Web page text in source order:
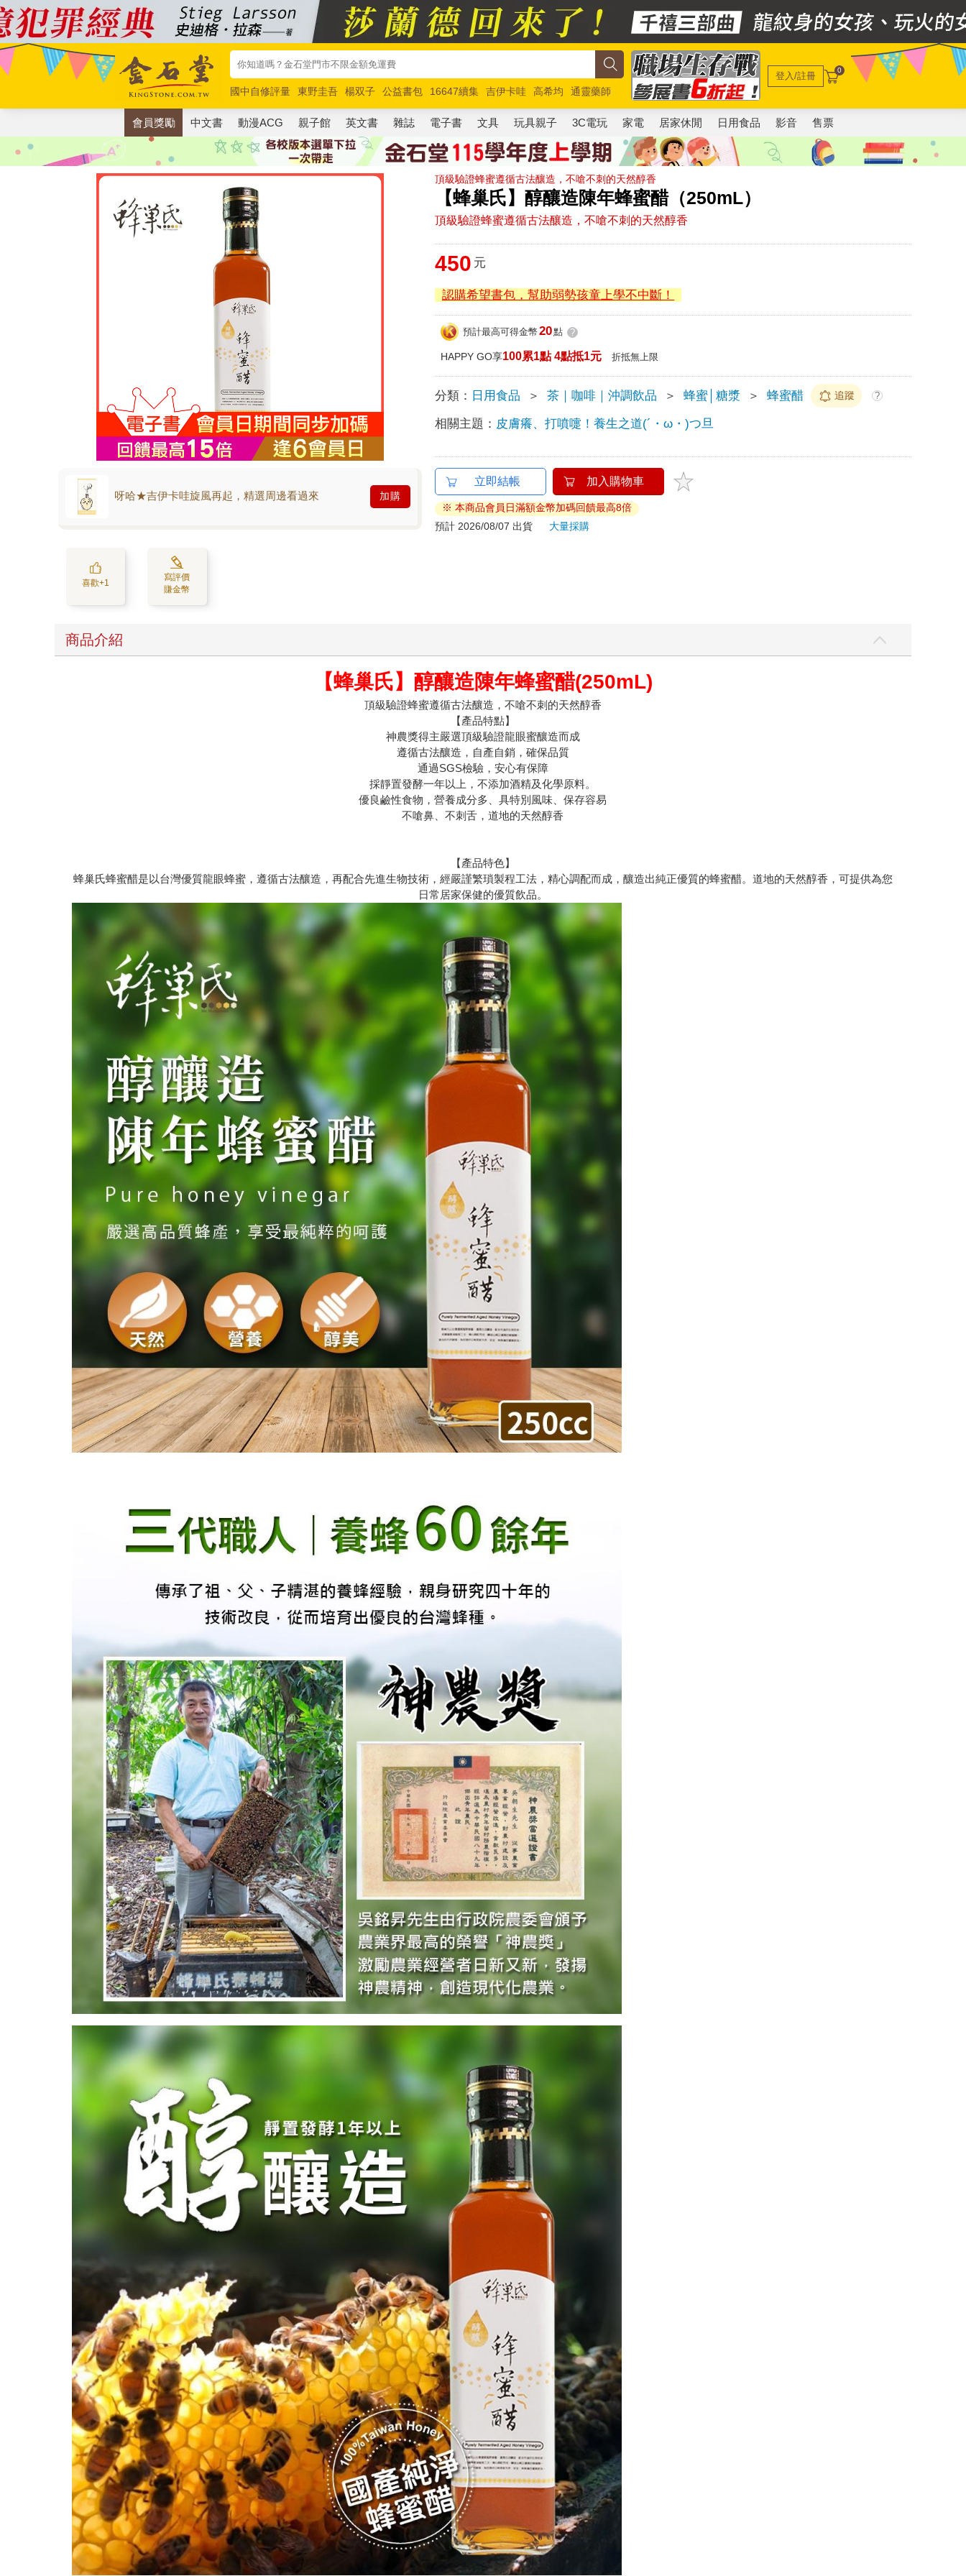
國中自修評量 東野圭吾 楊双子 公益書包 16647續集 吉伊卡哇 高希均
通靈藥師
唯紅花綻放
奧德賽 路邊攤新作 馬斯克 玩具總動員5 超慢跑
登入/註冊 0
會員獎勵 中文書 動漫ACG 親子館 英文書 雜誌 電子書 文具 玩具親子 3C電玩 家電 居家休閒 日用食品 影音 售票
頂級驗證蜂蜜遵循古法釀造，不嗆不刺的天然醇香
【蜂巢氏】醇釀造陳年蜂蜜醋（250mL）
頂級驗證蜂蜜遵循古法釀造，不嗆不刺的天然醇香
呀哈★吉伊卡哇旋風再起，精選周邊看過來 加購
喜歡+1
寫評價
賺金幣
450 元
認購希望書包，幫助弱勢孩童上學不中斷！
預計最高可得金幣 20點 ?
HAPPY GO享100累1點 4點抵1元 折抵無上限
分類： 日用食品 ＞ 茶｜咖啡｜沖調飲品 ＞ 蜂蜜│糖漿 ＞ 蜂蜜醋 追蹤 ?
相關主題： 皮膚癢、打噴嚏！養生之道(´・ω・)つ旦
立即結帳 加入購物車
※ 本商品會員日滿額金幣加碼回饋最高8倍
預計 2026/08/07 出貨
大量採購
商品介紹
【蜂巢氏】醇釀造陳年蜂蜜醋(250mL)
頂級驗證蜂蜜遵循古法釀造，不嗆不刺的天然醇香
【產品特點】
神農獎得主嚴選頂級驗證龍眼蜜釀造而成
遵循古法釀造，自產自銷，確保品質
通過SGS檢驗，安心有保障
採靜置發酵一年以上，不添加酒精及化學原料。
優良鹼性食物，營養成分多、具特別風味、保存容易
不嗆鼻、不刺舌，道地的天然醇香
【產品特色】
蜂巢氏蜂蜜醋是以台灣優質龍眼蜂蜜，遵循古法釀造，再配合先進生物技術，經嚴謹繁瑣製程工法，精心調配而成，釀造出純正優質的蜂蜜醋。道地的天然醇香，可提供為您
日常居家保健的優質飲品。